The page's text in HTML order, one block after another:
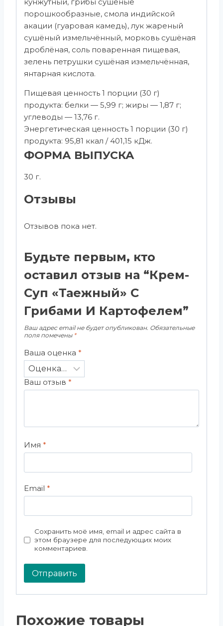
порошкообразные, смола индийской
акации (гуаровая камедь), лук жареный
сушёный измельчённый, морковь сушёная
дроблёная, соль поваренная пищевая,
зелень петрушки сушёная измельчённая,
янтарная кислота.
Пищевая ценность 1 порции (30 г)
продукта: белки — 5,99 г; жиры — 1,87 г;
углеводы — 13,76 г.
Энергетическая ценность 1 порции (30 г)
продукта: 95,81 ккал / 401,15 кДж.
ФОРМА ВЫПУСКА
30 г.
Отзывы
Отзывов пока нет.
Будьте первым, кто
оставил отзыв на “Крем-
Суп «Таежный» С
Грибами И Картофелем”
Ваш адрес email не будет опубликован. Обязательные
поля помечены *
Ваша оценка *
Ваш отзыв *
Имя *
Email *
Сохранить моё имя, email и адрес сайта в
этом браузере для последующих моих
комментариев.
Похожие товары